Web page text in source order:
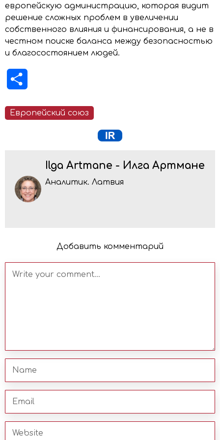
европейскую администрацию, которая видит
решение сложных проблем в увеличении
собственного влияния и финансирования, а не в
честном поиске баланса между безопасностью
и благосостоянием людей.
Европейский союз
Ilga Artmane - Илга Артмане
Аналитик. Латвия
Добавить комментарий